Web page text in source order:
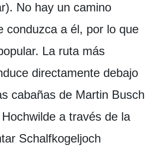
No hay un camino
conduzca a él, por lo que
La ruta más
directamente debajo
cabañas de Martin Busch
a través de la
Schalfkogeljoch